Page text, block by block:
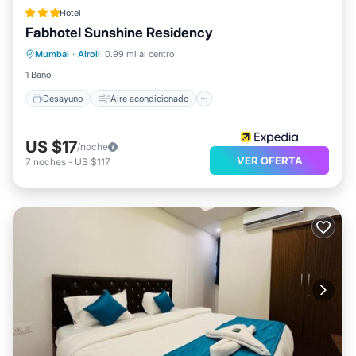
Hotel
Fabhotel Sunshine Residency
Mumbai · Airoli 0.99 mi al centro
1 Baño
Desayuno Aire acondicionado
Desayuno
Aire acondicionado
Internet
Apto para niños
US $17/noche
7 noches - US $117 VER OFERTA